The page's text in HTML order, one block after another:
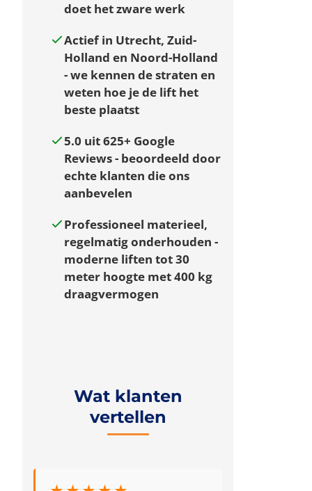
doet het zware werk
Actief in Utrecht, Zuid-
Holland en Noord-Holland
- we kennen de straten en
weten hoe je de lift het
beste plaatst
5.0 uit 625+ Google
Reviews- beoordeeld door
echte klanten die ons
aanbevelen
Professioneel materieel,
regelmatig onderhouden -
moderne liften tot 30
meter hoogte met 400 kg
draagvermogen
Wat klanten
vertellen